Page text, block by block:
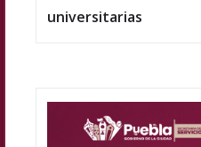
universitarias